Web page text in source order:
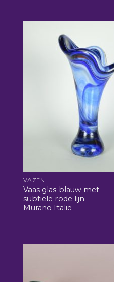
VAZEN
Vaas glas blauw met
subtiele rode lijn –
Murano Italië